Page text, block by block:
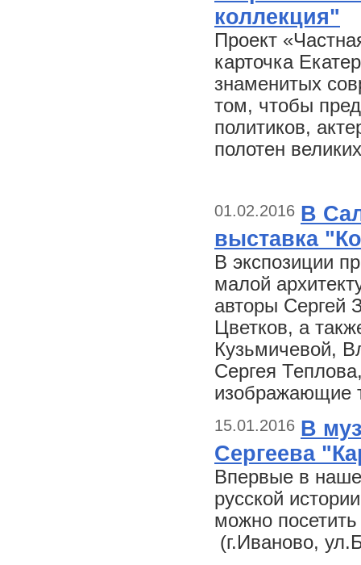
коллекция"
Проект
карточка
знаменитых
том, чтобы
политиков,
полотен
01.02.2016 В
выставка
В экспозиции
малой
авторы Сергей
Цветков, а
Кузьмичевой,
Сергея
изображающие
15.01.2016 В
Сергеева
Впервые в
русской
можно
(г.Иваново,